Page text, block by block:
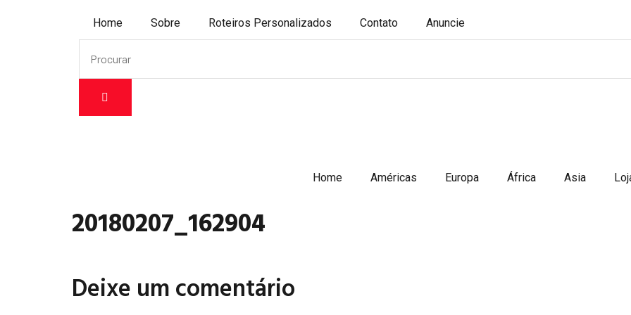
Home Sobre Roteiros Personalizados Contato Anuncie
Home Américas Europa África Asia
20180207_162904
Deixe um comentário